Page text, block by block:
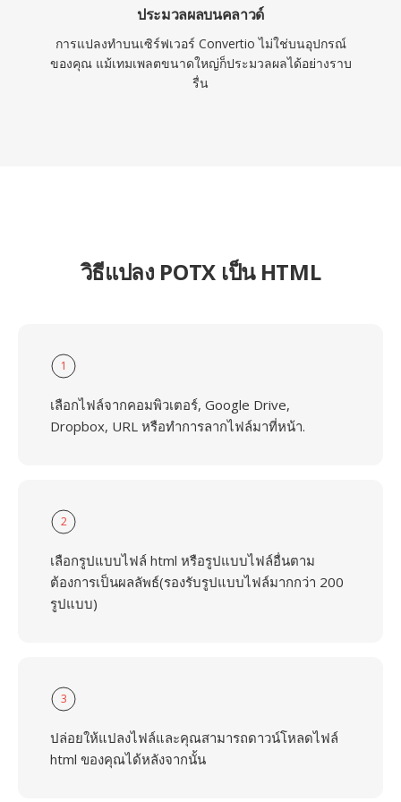
ประมวลผลบนคลาวด์
การแปลงทำบนเซิร์ฟเวอร์ Convertio ไม่ใช่บนอุปกรณ์
ของคุณ แม้เทมเพลตขนาดใหญ่ก็ประมวลผลได้อย่างราบ
รื่น
วิธีแปลง POTX เป็น HTML
1
เลือกไฟล์จากคอมพิวเตอร์, Google Drive,
Dropbox, URL หรือทำการลากไฟล์มาที่หน้า.
2
เลือกรูปแบบไฟล์ html หรือรูปแบบไฟล์อื่นตาม
ต้องการเป็นผลลัพธ์(รองรับรูปแบบไฟล์มากกว่า 200
รูปแบบ)
3
ปล่อยให้แปลงไฟล์และคุณสามารถดาวน์โหลดไฟล์
html ของคุณได้หลังจากนั้น